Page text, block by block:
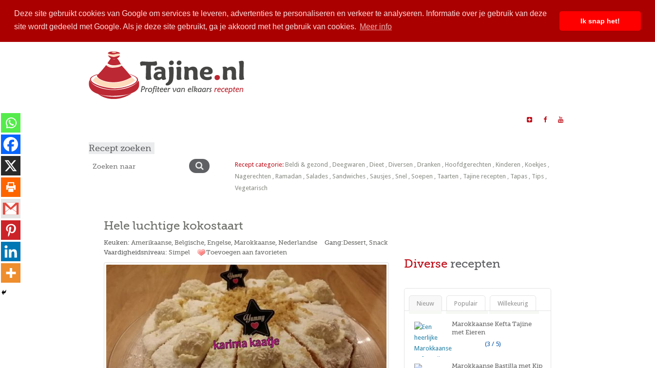
Deze site gebruikt cookies van Google om services te leveren, advertenties te personaliseren en verkeer te analyseren. Informatie over je gebruik van deze
site wordt gedeeld met Google. Als je deze site gebruikt, ga je akkoord met het gebruik van cookies. Meer info
Ik snap het!
Recept zoeken
Recept categorie: Beldi & gezond , Deegwaren , Dieet , Diversen , Dranken , Hoofdgerechten , Kinderen , Koekjes ,
Nagerechten , Ramadan , Salades , Sandwiches , Sausjes , Snel , Soepen , Taarten , Tajine recepten , Tapas , Tips ,
Vegetarisch
Hele luchtige kokostaart
Keuken: Amerikaanse, Belgische, Engelse, Marokkaanse, Nederlandse Gang:Dessert, Snack
Vaardigheidsniveau: Simpel Toevoegen aan favorieten
Diverse recepten
Nieuw Populair Willekeurig
Marokkaanse Kefta Tajine
met Eieren
(3 / 5)
Marokkaanse Bastilla met Kip